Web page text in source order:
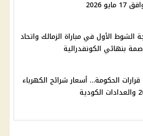
مايو 2026
الشوط الأول في مباراة الزمالك واتحاد
بنهائي الكونفدرالية
الحكومة… أسعار شرائح الكهرباء